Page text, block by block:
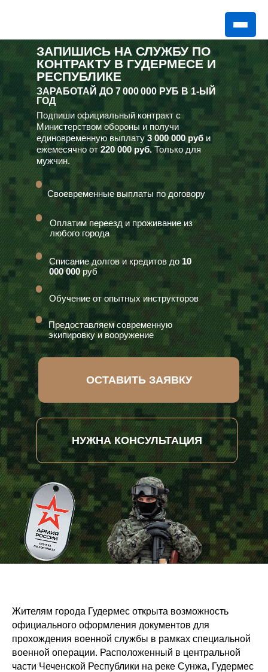
ЗАПИШИСЬ НА СЛУЖБУ ПО
КОНТРАКТУ В ГУДЕРМЕСЕ И
РЕСПУБЛИКЕ
ЗАРАБОТАЙ ДО 7 000 000 РУБ В 1-ЫЙ
ГОД
Подпиши официальный контракт с
Министерством обороны и получи
единовременную выплату3 000 000 руб и
ежемесячно от 220 000 руб.Только для
мужчин.
ОСТАВИТЬ ЗАЯВКУ
НУЖНА КОНСУЛЬТАЦИЯ
Оплатим переезд и проживание из
любого города
Предоставляем современную
экипировку и вооружение
Списание долгов и кредитов до10
000 000руб
Обучение от опытных инструкторов
Своевременные выплаты по договору
Жителям города Гудермес открыта возможность
официального оформления документов для
прохождения военной службы в рамках специальной
военной операции. Расположенный в центральной
части Чеченской Республики на реке Сунжа, Гудермес